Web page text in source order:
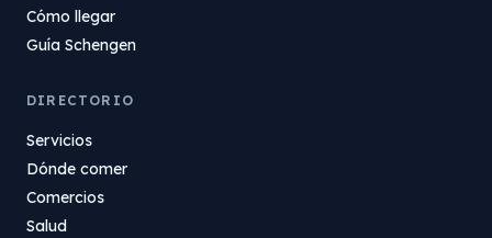
Cómo llegar
Guía Schengen
DIRECTORIO
Servicios
Dónde comer
Comercios
Salud